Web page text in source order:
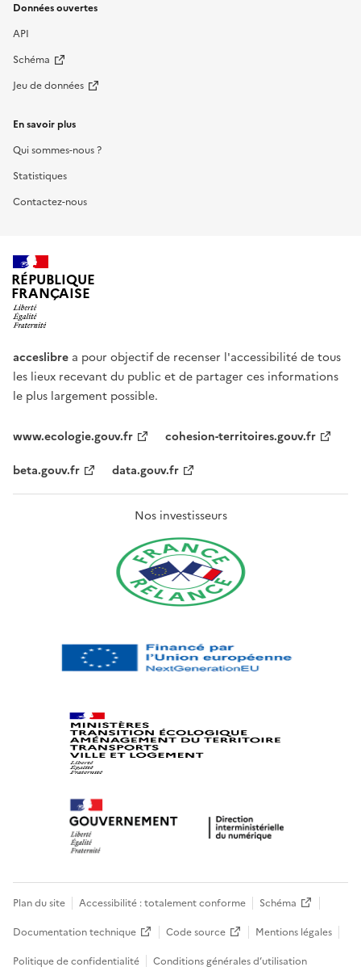
Données ouvertes
API
Schéma
Jeu de données
En savoir plus
Qui sommes-nous ?
Statistiques
Contactez-nous
RÉPUBLIQUE
FRANÇAISE
acceslibre a pour objectif de recenser l'accessibilité de tous
les lieux recevant du public et de partager ces informations
le plus largement possible.
www.ecologie.gouv.fr
cohesion-territoires.gouv.fr
beta.gouv.fr
data.gouv.fr
Nos investisseurs
Plan du site Accessibilité : totalement conforme
Schéma
Documentation technique
Code source
Mentions légales
Politique de confidentialité
Conditions générales d’utilisation